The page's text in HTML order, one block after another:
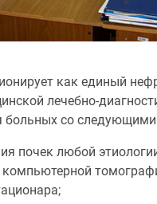
как единый
лечебно-
больных со
почек любой